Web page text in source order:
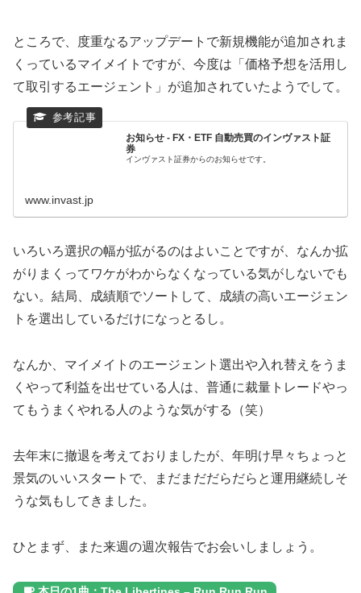
ところで、度重なるアップデートで新規機能が追加されま
くっているマイメイトですが、今度は「価格予想を活用し
て取引するエージェント」が追加されていたようでして。
お知らせ - FX・ETF 自動売買のインヴァスト証
券
インヴァスト証券からのお知らせです。
www.invast.jp
いろいろ選択の幅が拡がるのはよいことですが、なんか拡
がりまくってワケがわからなくなっている気がしないでも
ない。結局、成績順でソートして、成績の高いエージェン
トを選出しているだけになっとるし。
なんか、マイメイトのエージェント選出や入れ替えをうま
くやって利益を出せている人は、普通に裁量トレードやっ
てもうまくやれる人のような気がする（笑）
去年末に撤退を考えておりましたが、年明け早々ちょっと
景気のいいスタートで、まだまだだらだらと運用継続しそ
うな気もしてきました。
ひとまず、また来週の週次報告でお会いしましょう。